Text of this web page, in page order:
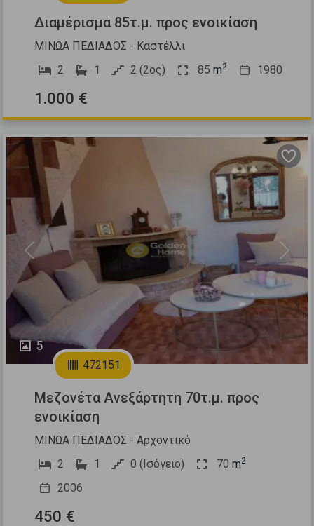
Διαμέρισμα 85τ.μ. προς ενοικίαση
ΜΙΝΩΑ ΠΕΔΙΑΔΟΣ - Καστέλλι
2
1 2 (2ος) 85 m2 1980
1.000 €
5
Previous Next
472151
Μεζονέτα Ανεξάρτητη 70τ.μ. προς
ενοικίαση
ΜΙΝΩΑ ΠΕΔΙΑΔΟΣ - Αρχοντικό
2
1 0 (Ισόγειο) 70 m2
2006
450 €